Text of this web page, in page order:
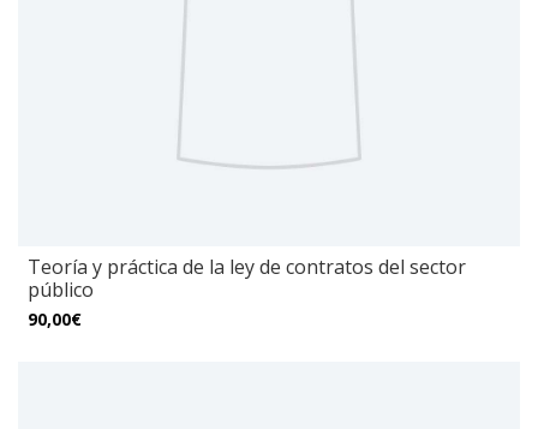
Teoría y práctica de la ley de contratos del sector
público
90,00€